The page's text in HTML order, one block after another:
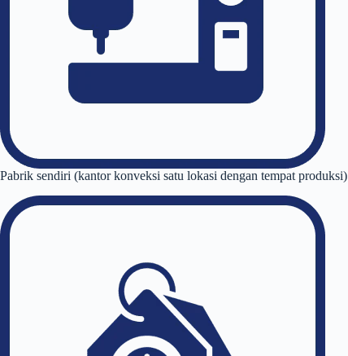
Pabrik sendiri (kantor konveksi satu lokasi dengan tempat produksi)